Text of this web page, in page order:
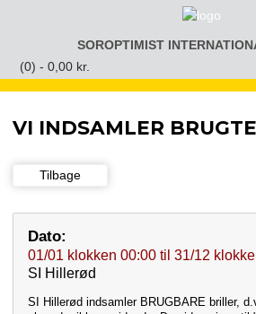
SOROPTIMIST
(0) - 0,00 kr.
VI INDSAMLER
Tilbage
Dato:
01/01 klokken 00:00 til 31/12
SI Hillerød
SI Hillerød indsamler BRUGBARE briller,